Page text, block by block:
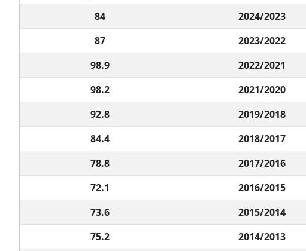
2024/2023
84
2023/2022
87
2022/2021
98.9
2021/2020
98.2
2019/2018
92.8
2018/2017
84.4
2017/2016
78.8
2016/2015
72.1
2015/2014
73.6
2014/2013
75.2